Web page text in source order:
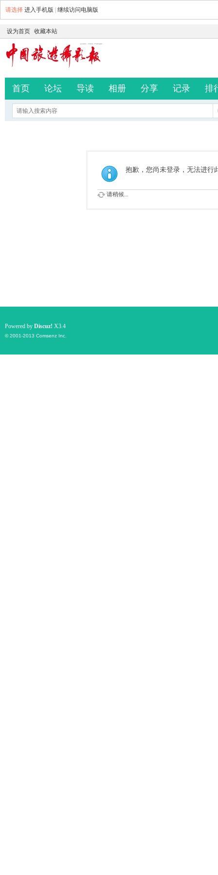
请选择 进入手机版 继续访问电脑版
设为首页 收藏本站
首页 论坛 导读 相册 分享 记录 排
抱歉，您尚未登录，无法进行
请稍候...
Powered by Discuz! X3.4
© 2001-2013 Comsenz Inc.